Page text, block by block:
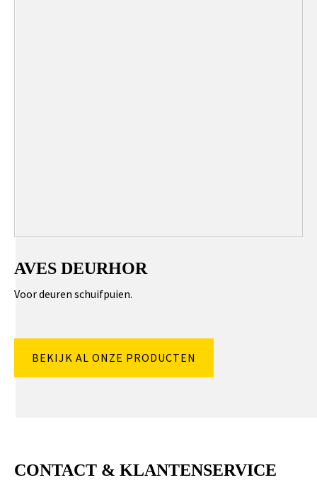
AVES DEURHOR
Voor deuren schuifpuien.
BEKIJK AL ONZE PRODUCTEN
CONTACT & KLANTENSERVICE